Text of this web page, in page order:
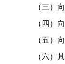
（三）
（四）
（五）
（六）